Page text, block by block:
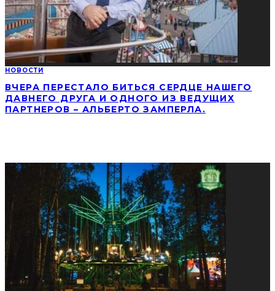
НОВОСТИ
ВЧЕРА ПЕРЕСТАЛО БИТЬСЯ СЕРДЦЕ НАШЕГО
ДАВНЕГО ДРУГА И ОДНОГО ИЗ ВЕДУЩИХ
ПАРТНЕРОВ – АЛЬБЕРТО ЗАМПЕРЛА.